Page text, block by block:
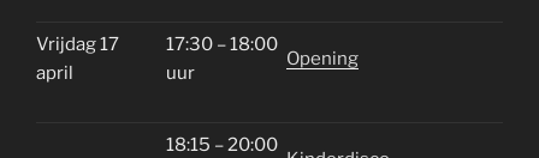
Vrijdag 17
april
17:30 – 18:00
uur
Opening
18:15 – 20:00